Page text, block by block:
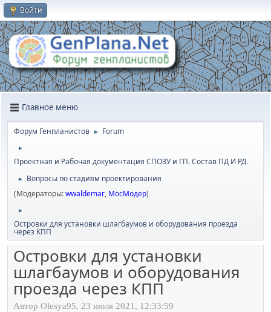
Войти
Главное меню
Форум Генпланистов ► Forum
►
Проектная и Рабочая документация СПОЗУ и ГП. Состав ПД И РД.
►
Вопросы по стадиям проектирования
(Модераторы:wwaldemar, МосМодер)
►
Островки для установки шлагбаумов и оборудования проезда
через КПП
Островки для установки
шлагбаумов и оборудования
проезда через КПП
Автор Olesya95, 23 июля 2021, 12:33:59